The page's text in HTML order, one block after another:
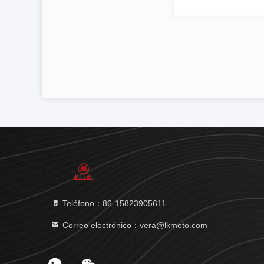
Teléfono：86-15823905611
Correo electrónico：vera@lkmoto.com